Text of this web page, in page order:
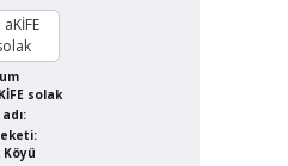
solak
Köyü